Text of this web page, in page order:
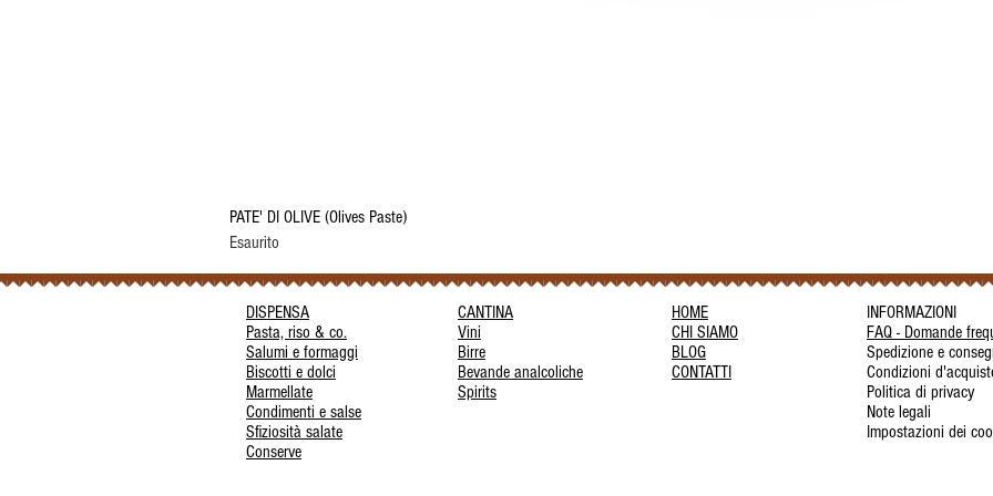
PATE' DI OLIVE (Olives Paste)
Esaurito
DISPENSA
Pasta, riso & co.
Salumi e formaggi
Biscotti e dolci
Marmellate
Condimenti e salse
Sfiziosità salate
Conserve
CANTINA
Vini
Birre
Bevande analcoliche
Spirits
HOME
CHI SIAMO
BLOG
CONTATTI
INFORMAZIONI
FAQ - Domande
Spedizione e
Condizioni
Politica di privacy
Note legali
Impostazioni dei